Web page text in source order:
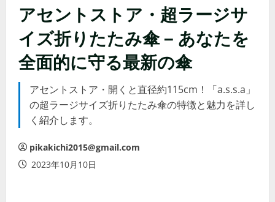
アセントストア・超ラージサ
イズ折りたたみ傘 – あなたを
全面的に守る最新の傘
アセントストア・開くと直径約115cm！「a.s.s.a」
の超ラージサイズ折りたたみ傘の特徴と魅力を詳し
く紹介します。
pikakichi2015@gmail.com
2023年10月10日